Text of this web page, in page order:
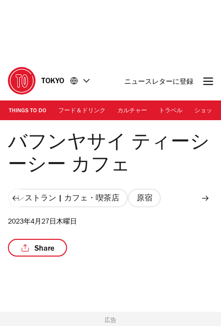
に
移
動
移
動
TOKYO ニュースレターに登録
THINGS TO DO フード＆ドリンク カルチャー トラベル ショッピ
画像提供：バフンヤサイ ティーシーシー カフェ
バフンヤサイ ティーシ
ーシー カフェ
レストラン | カフェ・喫茶店 原宿
2023年4月27日木曜日
Share
広告